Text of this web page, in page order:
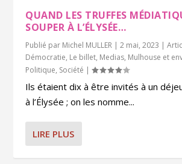
QUAND LES TRUFFES
SOUPER À L’ÉLYSÉE…
Publié par Michel MULLER |2 mai, 2023 |
Démocratie, Le billet, Medias, Mulhouse et
Politique, Société |
Ils étaient dix à être invités à un
à l’Élysée ; on les nomme...
LIRE PLUS